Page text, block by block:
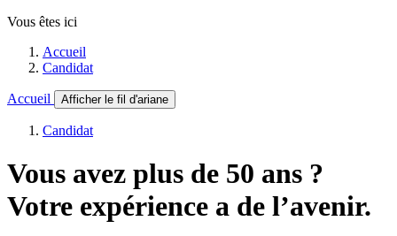
Vous êtes ici
Accueil
Candidat
Accueil Afficher le fil d'ariane
Candidat
Vous avez plus de 50 ans ?
Votre expérience a de l’avenir.